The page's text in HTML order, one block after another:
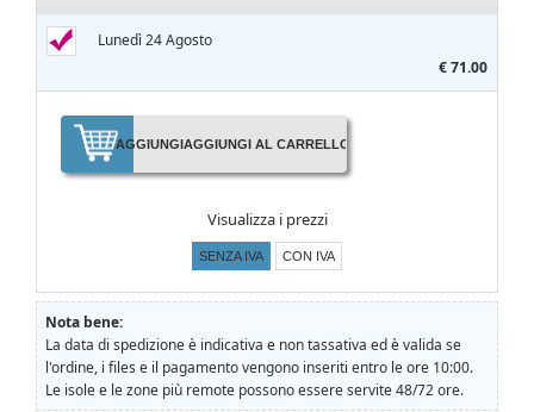
Lunedì 24 Agosto
€ 71.00
AGGIUNGIAGGIUNGI AL CARRELLO
Visualizza i prezzi
SENZA IVA CON IVA
Nota bene:
La data di spedizione è indicativa e non tassativa ed è valida se
l'ordine, i files e il pagamento vengono inseriti entro le ore 10:00.
Le isole e le zone più remote possono essere servite 48/72 ore.